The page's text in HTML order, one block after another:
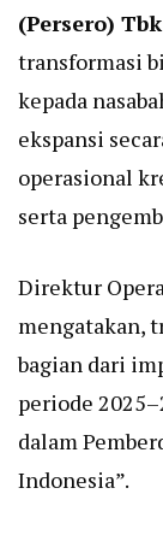
(Persero)
transformasi
kepada
ekspansi
operasional
serta
Direktur
mengatakan,
bagian dari
periode
dalam
Indonesia”.